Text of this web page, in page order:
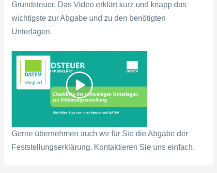
Grundsteuer. Das Video erklärt kurz und knapp das
wichtigste zur Abgabe und zu den benötigten
Unterlagen.
Gerne übernehmen auch wir für Sie die Abgabe der
Feststellungserklärung. Kontaktieren Sie uns einfach.